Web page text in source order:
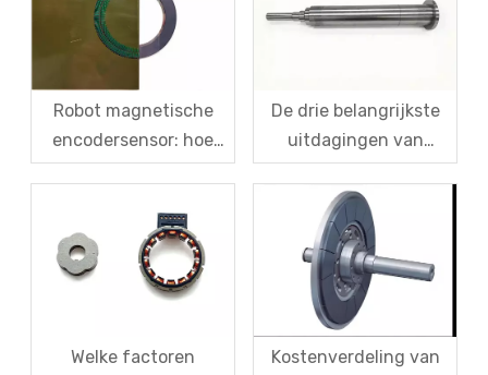
scheuroplossingen
oplossing van de
Robot magnetische
encodersensor: hoe
binnenlandse
codeschijven het
importmonopolie
doorbreken?
De drie belangrijkste
uitdagingen van
magnetische
levitatiemotorrotoren
en hun oplossingen
Welke factoren
Kostenverdeling van